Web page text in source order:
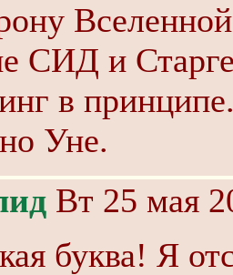
СИД и
в
Уне.
Вт 25 мая
буква! Я